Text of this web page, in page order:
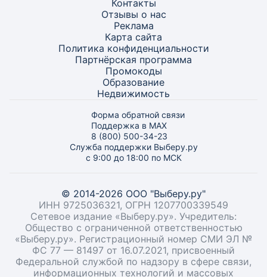
Контакты
Отзывы о нас
Реклама
Карта сайта
Политика конфиденциальности
Партнёрская программа
Промокоды
Образование
Недвижимость
Форма обратной связи
Поддержка в MAX
8 (800) 500-34-23
Служба поддержки Выберу.ру
с 9:00 до 18:00 по МСК
© 2014-2026 ООО "Выберу.ру"
ИНН 9725036321, ОГРН 1207700339549
Сетевое издание «Выберу.ру». Учредитель:
Общество с ограниченной ответственностью
«Выберу.ру». Регистрационный номер СМИ ЭЛ №
ФС 77 — 81497 от 16.07.2021, присвоенный
Федеральной службой по надзору в сфере связи,
информационных технологий и массовых